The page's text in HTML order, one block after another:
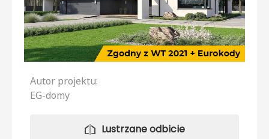
Autor projektu:
EG-domy
Lustrzane odbicie